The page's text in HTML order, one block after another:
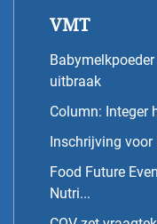
VMT
uitbraak
Column: Integer
Inschrijving voor
Food Future
Nutri...